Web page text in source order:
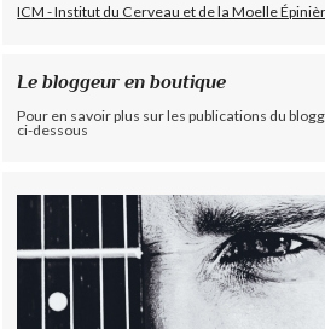
ICM - Institut du Cerveau et de la Moelle
Le bloggeur en boutique
Pour en savoir plus sur les publications du
ci-dessous